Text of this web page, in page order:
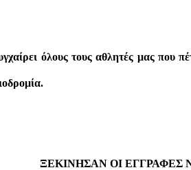
όλους τους αθλητές μας που
ΞΕΚΙΝΗΣΑΝ ΟΙ